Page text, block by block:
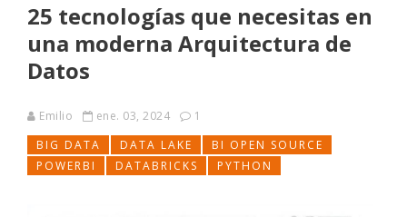
25 tecnologías que necesitas en
una moderna Arquitectura de
Datos
Emilio ene. 03, 2024
1
BIG DATA
DATA LAKE
BI OPEN SOURCE
POWERBI
DATABRICKS PYTHON